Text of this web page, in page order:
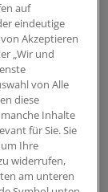
begrüßte die
Zahl der
rund 12.000
nahezu
auf
eindeutige
Akzeptieren
„Wir und
von Alle
diese
Inhalte
für Sie. Sie
Ihre
widerrufen,
am unteren